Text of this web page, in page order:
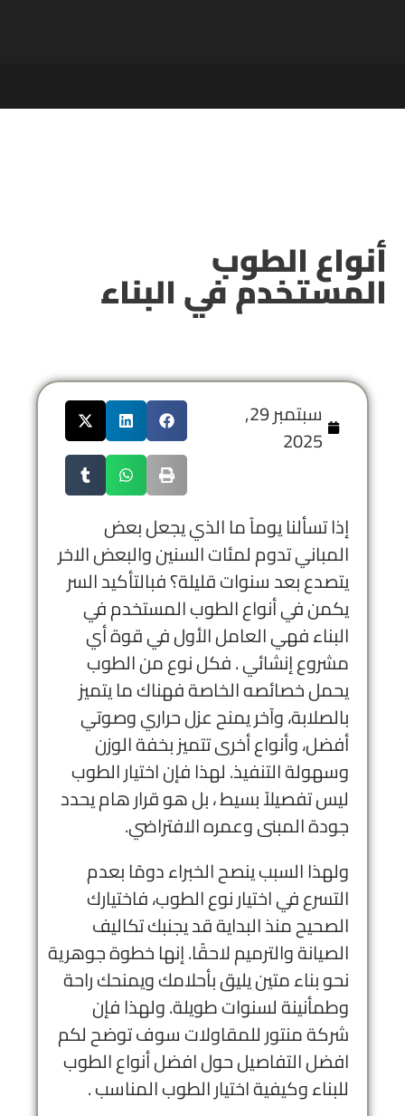
أنواع الطوب
المستخدم في البناء
سبتمبر 29,
2025
إذا تسألنا يوماً ما الذي يجعل بعض
المباني تدوم لمئات السنين والبعض الاخر
يتصدع بعد سنوات قليلة؟ فبالتأكيد السر
يكمن في أنواع الطوب المستخدم في
البناء فهي العامل الأول في قوة أي
مشروع إنشائي . فكل نوع من الطوب
يحمل خصائصه الخاصة فهناك ما يتميز
بالصلابة، وآخر يمنح عزل حراري وصوتي
أفضل، وأنواع أخرى تتميز بخفة الوزن
وسهولة التنفيذ. لهذا فإن اختيار الطوب
ليس تفصيلاً بسيط ، بل هو قرار هام يحدد
جودة المبنى وعمره الافتراضي.
ولهذا السبب ينصح الخبراء دومًا بعدم
التسرع في اختيار نوع الطوب، فاختيارك
الصحيح منذ البداية قد يجنبك تكاليف
الصيانة والترميم لاحقًا. إنها خطوة جوهرية
نحو بناء متين يليق بأحلامك ويمنحك راحة
وطمأنينة لسنوات طويلة. ولهذا فإن
شركة منتور للمقاولات سوف توضح لكم
افضل التفاصيل حول افضل أنواع الطوب
للبناء وكيفية اختيار الطوب المناسب .